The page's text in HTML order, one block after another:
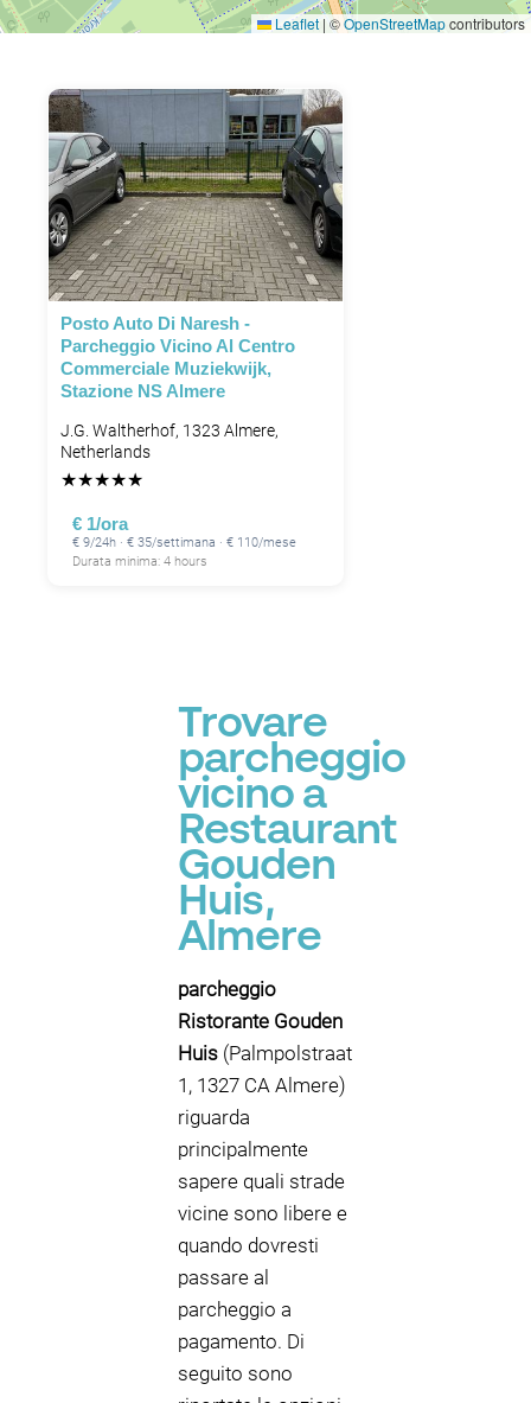
Leaflet | ©OpenStreetMapcontributors
Posto Auto Di Naresh -
Parcheggio Vicino Al Centro
Commerciale Muziekwijk,
Stazione NS Almere
J.G. Waltherhof, 1323 Almere,
Netherlands
★★★★★
€ 1/ora
€ 9/24h · € 35/settimana · € 110/mese
Durata minima: 4 hours
Trovare
parcheggio
vicino a
Restaurant
Gouden
Huis,
Almere
parcheggio
Ristorante Gouden
Huis (Palmpolstraat
1, 1327 CA Almere)
riguarda
principalmente
sapere quali strade
vicine sono libere e
quando dovresti
passare al
parcheggio a
pagamento. Di
seguito sono